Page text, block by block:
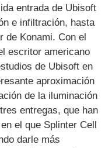
entrada de Ubisoft
e infiltración, hasta
de Konami. Con el
escritor americano
de Ubisoft en
aproximación
de la iluminación
entregas, que han
el que Splinter Cell
darle más